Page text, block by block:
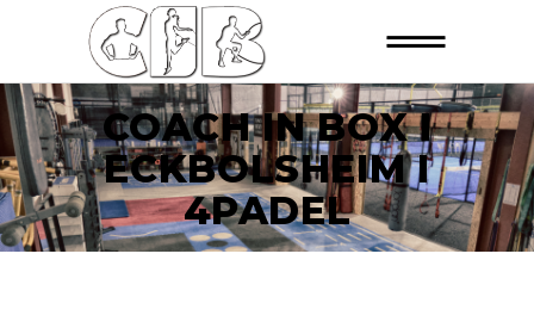
COACH IN BOX I
ECKBOLSHEIM I
4PADEL